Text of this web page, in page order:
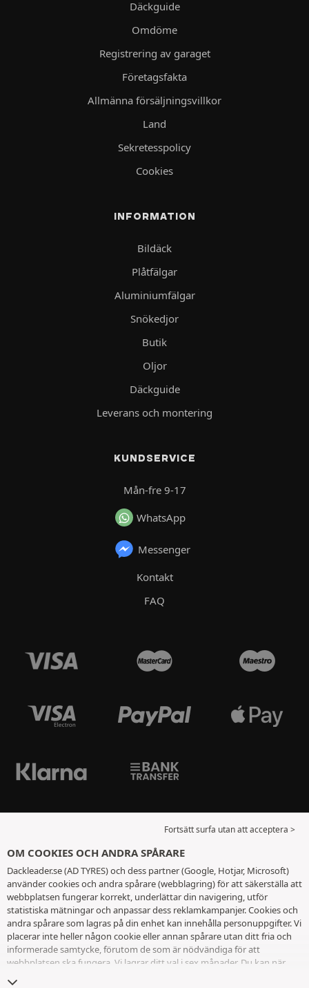
Däckguide
Omdöme
Registrering av garaget
Företagsfakta
Allmänna försäljningsvillkor
Land
Sekretesspolicy
Cookies
INFORMATION
Bildäck
Plåtfälgar
Aluminiumfälgar
Snökedjor
Butik
Oljor
Däckguide
Leverans och montering
KUNDSERVICE
Mån-fre 9-17
WhatsApp
Messenger
Kontakt
FAQ
Fortsätt surfa utan att acceptera >
OM COOKIES OCH ANDRA SPÅRARE
Dackleader.se (AD TYRES) och dess partner (Google, Hotjar, Microsoft)
använder cookies och andra spårare (webblagring) för att säkerställa att
webbplatsen fungerar korrekt, underlättar din navigering, utför
statistiska mätningar och anpassar dess reklamkampanjer. Cookies och
andra spårare som lagras på din enhet kan innehålla personuppgifter. Vi
placerar inte heller någon cookie eller annan spårare utan ditt fria och
informerade samtycke, förutom de som är nödvändiga för att
webbplatsen ska fungera. Vi lagrar ditt val i sex månader. Du kan när